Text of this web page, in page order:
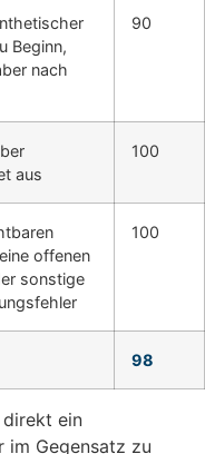
Beginn,
nach
90
aus
100
offenen
sonstige
100
98
ein
im Gegensatz zu